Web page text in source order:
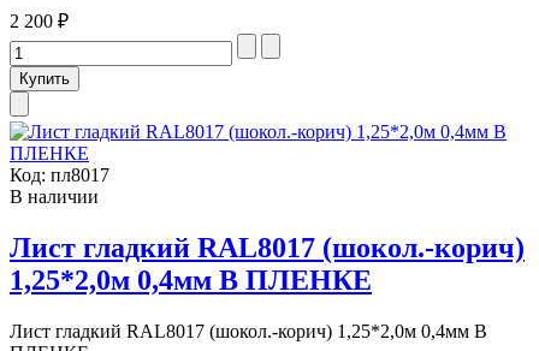
2 200 ₽
Код: пл8017
В наличии
Лист гладкий RAL8017 (шокол.-корич)
1,25*2,0м 0,4мм В ПЛЕНКЕ
Лист гладкий RAL8017 (шокол.-корич) 1,25*2,0м 0,4мм В